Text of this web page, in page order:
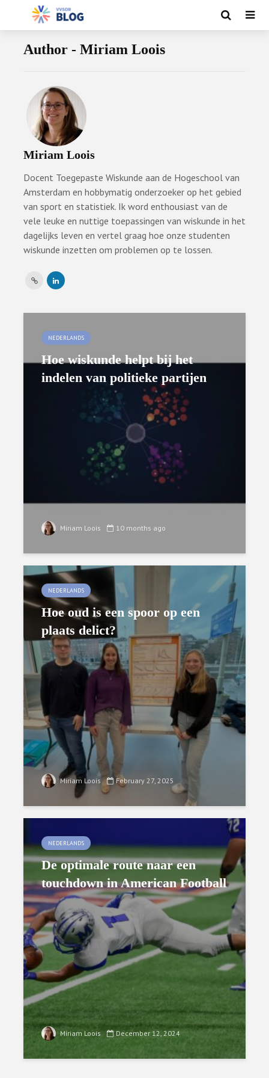
Author - Miriam Loois
Miriam Loois
Docent Toegepaste Wiskunde aan de Hogeschool van
Amsterdam en hobbymatig onderzoeker op het gebied
van sport en statistiek. Ik word enthousiast van de
vele leuke en nuttige toepassingen van wiskunde in het
dagelijks leven en vertel graag hoe onze studenten
wiskunde inzetten om problemen op te lossen.
NEDERLANDS
Hoe wiskunde helpt bij het
indelen van politieke partijen
Miriam Loois 10 months ago
NEDERLANDS
Hoe oud is een spoor op een
plaats delict?
Miriam Loois February 27, 2025
NEDERLANDS
De optimale route naar een
touchdown in American Football
Miriam Loois December 12, 2024